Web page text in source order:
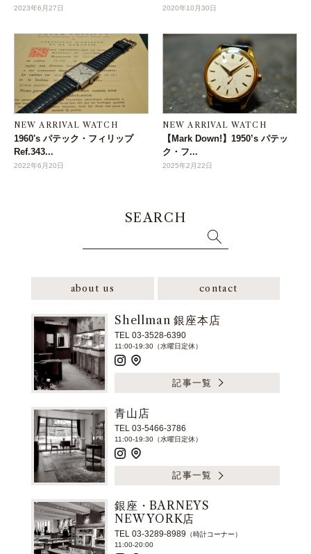
2023年6月27日 2020年10月30日
NEW ARRIVAL WATCH
1960's パテック・フィリップ
Ref.343...
2022年6月20日
NEW ARRIVAL WATCH
【Mark Down!】1950’s パテッ
ク・フ...
2025年2月22日
SEARCH
about us contact
Shellman 銀座本店
TEL 03-3528-6390
11:00-19:30（水曜日定休）
記事一覧
青山店
TEL 03-5466-3786
11:00-19:30（水曜日定休）
記事一覧
銀座・BARNEYS
NEW YORK店
TEL 03-3289-8989 （時計コーナー）
11:00-20:00